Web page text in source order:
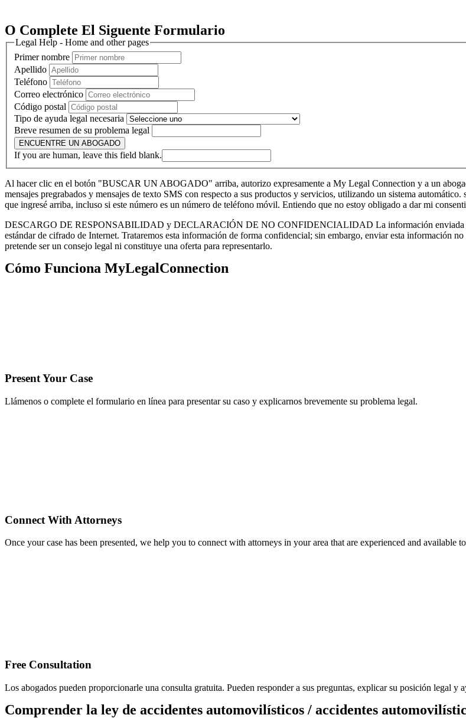
O Complete El Siguente Formulario
Legal Help - Home and other pages
Primer nombre
Apellido
Teléfono
Correo electrónico
Código postal
Tipo de ayuda legal necesaria
Breve resumen de su problema legal
ENCUENTRE UN ABOGADO
If you are human, leave this field blank.
Al hacer clic en el botón "BUSCAR UN ABOGADO" arriba, autorizo ​​expresamente a My Legal Connection y a un
mensajes pregrabados y mensajes de texto SMS con respecto a sus productos y servicios, utilizando un sistema
que ingresé arriba, incluso si este número es un número de teléfono móvil. Entiendo que no estoy obligado a dar mi
DESCARGO DE RESPONSABILIDAD y DECLARACIÓN DE NO CONFIDENCIALIDAD La información enviada a
estándar de cifrado de Internet. Trataremos esta información de forma confidencial; sin embargo, enviar esta información
pretende ser un consejo legal ni constituye una oferta para representarlo.
Cómo Funciona MyLegalConnection
Present Your Case
Llámenos o complete el formulario en línea para presentar su caso y explicarnos brevemente su problema legal.
Connect With Attorneys
Once your case has been presented, we help you to connect with attorneys in your area that are experienced and available
Free Consultation
Los abogados pueden proporcionarle una consulta gratuita. Pueden responder a sus preguntas, explicar su posición legal
Comprender la ley de accidentes automovilísticos / accidentes